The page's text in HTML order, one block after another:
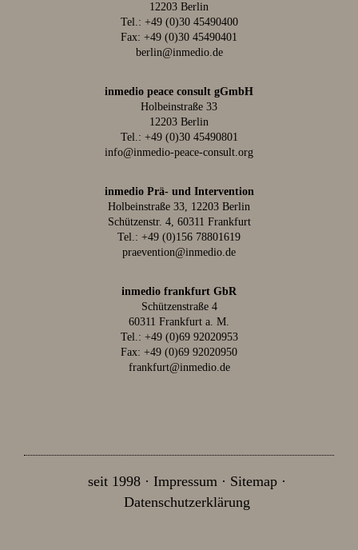
12203 Berlin
Tel.: +49 (0)30 45490400
Fax: +49 (0)30 45490401
berlin@inmedio.de
inmedio peace consult gGmbH
Holbeinstraße 33
12203 Berlin
Tel.: +49 (0)30 45490801
info@inmedio-peace-consult.org
inmedio Prä- und Intervention
Holbeinstraße 33, 12203 Berlin
Schützenstr. 4, 60311 Frankfurt
Tel.: +49 (0)156 78801619
praevention@inmedio.de
inmedio frankfurt GbR
Schützenstraße 4
60311 Frankfurt a. M.
Tel.: +49 (0)69 92020953
Fax: +49 (0)69 92020950
frankfurt@inmedio.de
seit 1998 Impressum
Sitemap
Datenschutzerklärung